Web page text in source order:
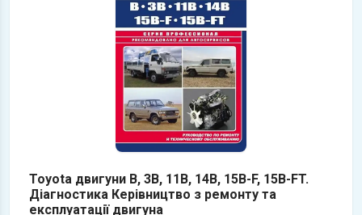
Toyota двигуни B, 3B, 11B, 14B, 15B-F, 15B-FT.
Діагностика Керівництво з ремонту та
експлуатації двигуна